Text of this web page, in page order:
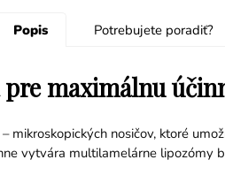
Popis Potrebujete poradiť?
maximálnu
nosičov, ktoré
vytvára multilamelárne lipozómy